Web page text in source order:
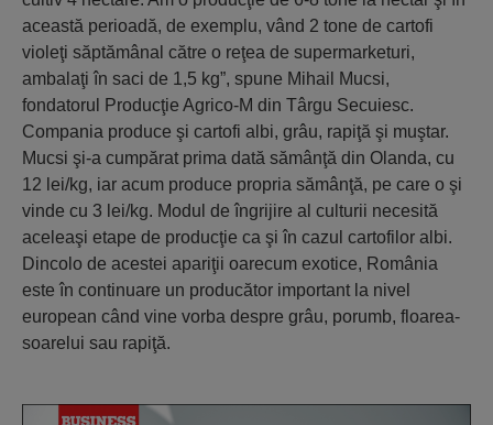
această perioadă, de exemplu, vând 2 tone de cartofi
violeţi săptămânal către o reţea de supermarketuri,
ambalaţi în saci de 1,5 kg”, spune Mihail Mucsi,
fondatorul Producţie Agrico-M din Târgu Secuiesc.
Compania produce şi cartofi albi, grâu, rapiţă şi muştar.
Mucsi şi-a cumpărat prima dată sămânţă din Olanda, cu
12 lei/kg, iar acum produce propria sămânţă, pe care o şi
vinde cu 3 lei/kg. Modul de îngrijire al culturii necesită
aceleaşi etape de producţie ca şi în cazul cartofilor albi.
Dincolo de acestei apariţii oarecum exotice, România
este în continuare un producător important la nivel
european când vine vorba despre grâu, porumb, floarea-
soarelui sau rapiţă.